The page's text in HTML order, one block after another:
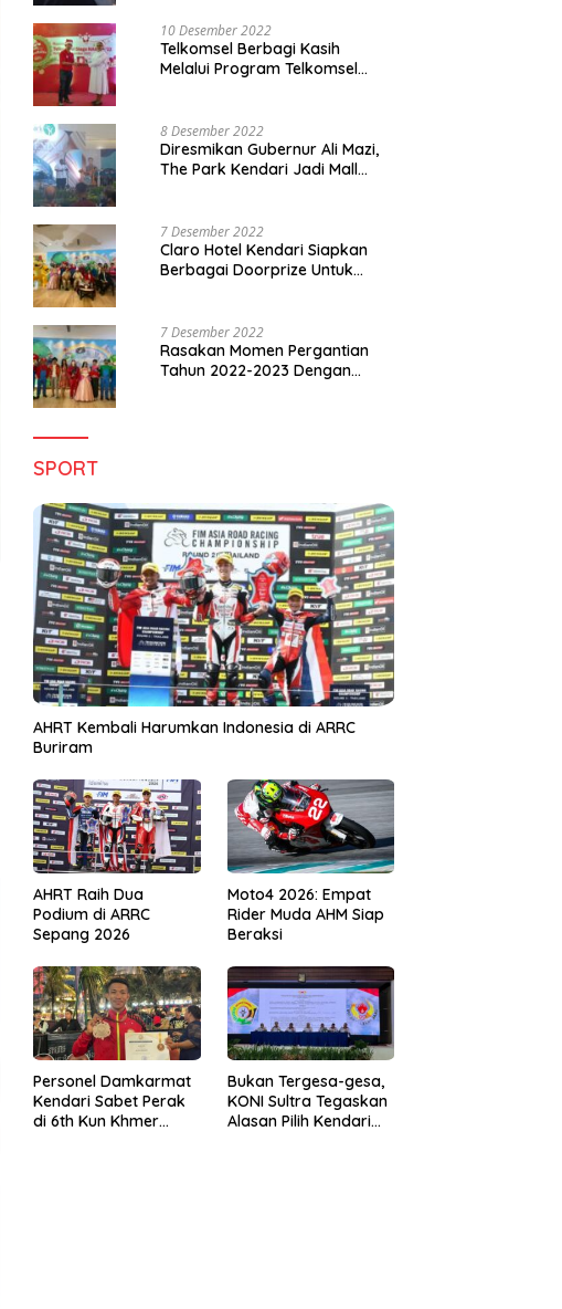
10 Desember 2022
Telkomsel Berbagi Kasih
Melalui Program Telkomsel
8 Desember 2022
Diresmikan Gubernur Ali Mazi,
The Park Kendari Jadi Mall
7 Desember 2022
Claro Hotel Kendari Siapkan
Berbagai Doorprize Untuk
7 Desember 2022
Rasakan Momen Pergantian
Tahun 2022-2023 Dengan
SPORT
AHRT Kembali Harumkan Indonesia di ARRC
Buriram
AHRT Raih Dua
Podium di ARRC
Sepang 2026
Moto4 2026: Empat
Rider Muda AHM Siap
Beraksi
Personel Damkarmat
Kendari Sabet Perak
di 6th Kun Khmer
Bukan Tergesa-gesa,
KONI Sultra Tegaskan
Alasan Pilih Kendari